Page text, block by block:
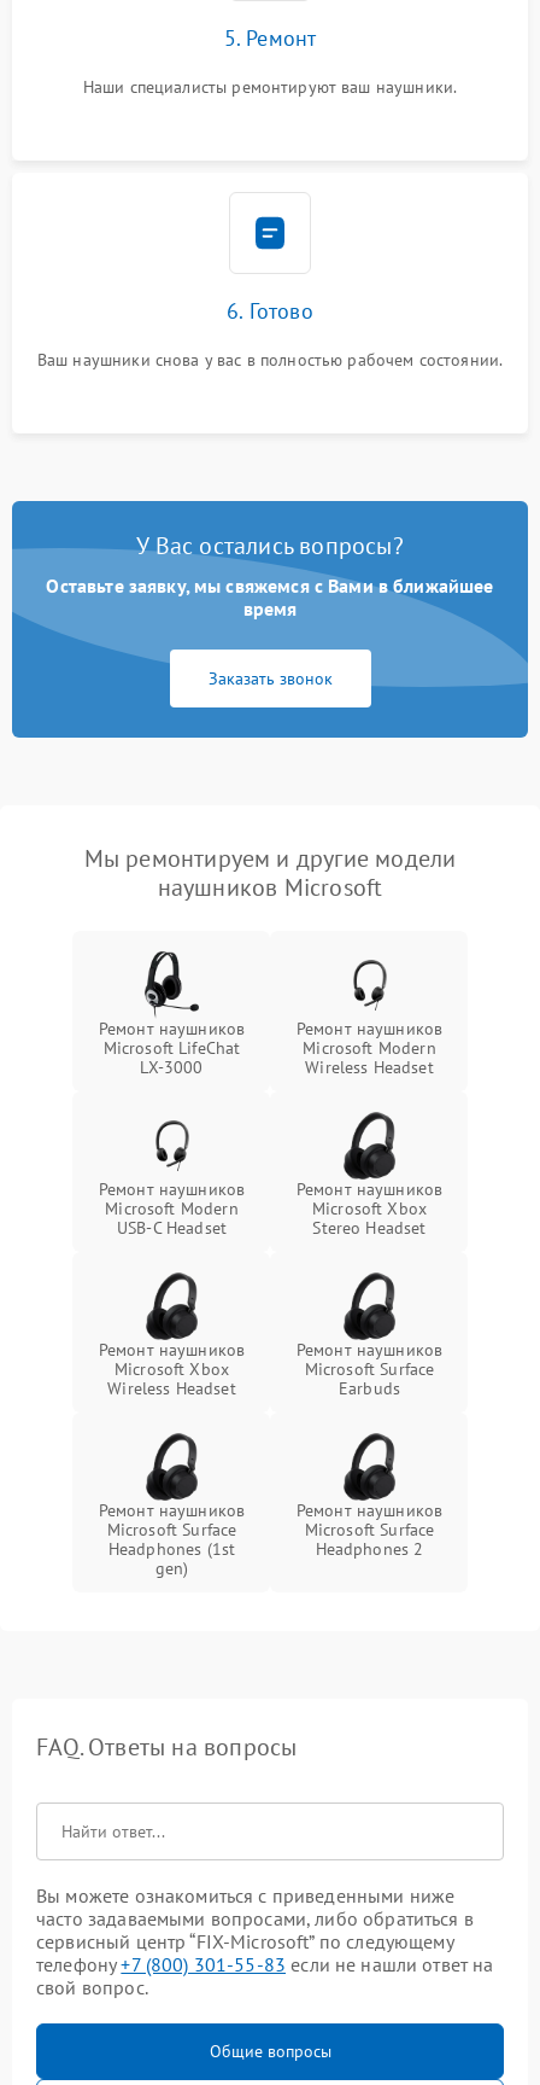
5. Ремонт
Наши специалисты ремонтируют ваш наушники.
6. Готово
Ваш наушники снова у вас в полностью рабочем состоянии.
У Вас остались вопросы?
Оставьте заявку, мы свяжемся с Вами в ближайшее
время
Заказать звонок
Мы ремонтируем и другие модели
наушников Microsoft
Ремонт наушников
Microsoft LifeChat
LX-3000
Ремонт наушников
Microsoft Modern
Wireless Headset
Ремонт наушников
Microsoft Modern
USB-C Headset
Ремонт наушников
Microsoft Xbox
Stereo Headset
Ремонт наушников
Microsoft Xbox
Wireless Headset
Ремонт наушников
Microsoft Surface
Earbuds
Ремонт наушников
Microsoft Surface
Headphones (1st
gen)
Ремонт наушников
Microsoft Surface
Headphones 2
FAQ. Ответы на вопросы
Вы можете ознакомиться с приведенными ниже
часто задаваемыми вопросами, либо обратиться в
сервисный центр “FIX-Microsoft” по следующему
телефону+7 (800) 301-55-83 если не нашли ответ на
свой вопрос.
Общие вопросы